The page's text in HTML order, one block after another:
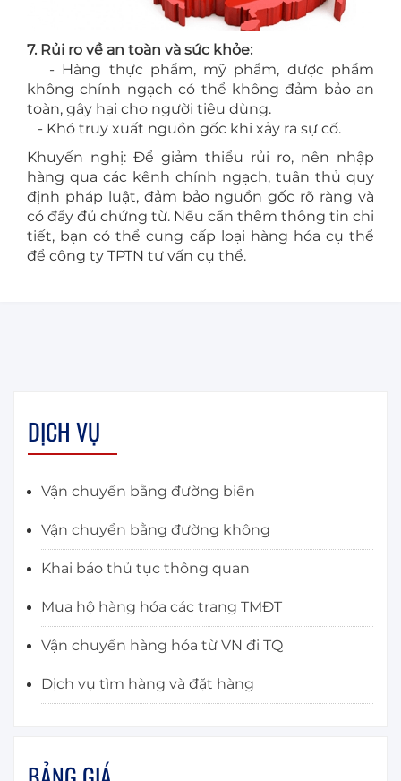
7. Rủi ro về an toàn và sức khỏe:
- Hàng thực phẩm, mỹ phẩm, dược phẩm
không chính ngạch có thể không đảm bảo an
toàn, gây hại cho người tiêu dùng.
- Khó truy xuất nguồn gốc khi xảy ra sự cố.
Khuyến nghị: Để giảm thiểu rủi ro, nên nhập
hàng qua các kênh chính ngạch, tuân thủ quy
định pháp luật, đảm bảo nguồn gốc rõ ràng và
có đầy đủ chứng từ. Nếu cần thêm thông tin chi
tiết, bạn có thể cung cấp loại hàng hóa cụ thể
để công ty TPTN tư vấn cụ thể.
DỊCH VỤ
Vận chuyển bằng đường biển
Vận chuyển bằng đường không
Khai báo thủ tục thông quan
Mua hộ hàng hóa các trang TMĐT
Vận chuyển hàng hóa từ VN đi TQ
Dịch vụ tìm hàng và đặt hàng